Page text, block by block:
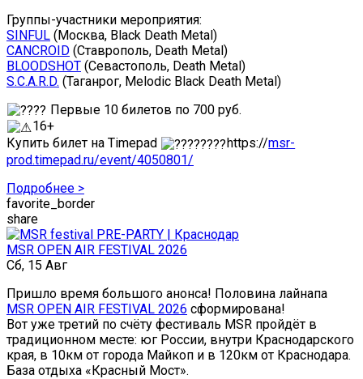
Группы-участники мероприятия:
SINFUL (Москва, Black Death Metal)
CANCROID (Ставрополь, Death Metal)
BLOODSHOT (Севастополь, Death Metal)
S.C.A.R.D. (Таганрог, Melodic Black Death Metal)
Первые 10 билетов по 700 руб.
16+
Купить билет на Timepad
https://msr-
prod.timepad.ru/event/4050801/
Подробнее >
favorite_border
share
MSR OPEN AIR FESTIVAL 2026
Сб, 15 Авг
Пришло время большого анонса! Половина лайнапа
MSR OPEN AIR FESTIVAL 2026 сформирована!
Вот уже третий по счёту фестиваль MSR пройдёт в
традиционном месте: юг России, внутри Краснодарского
края, в 10км от города Майкоп и в 120км от Краснодара.
База отдыха «Красный Мост».